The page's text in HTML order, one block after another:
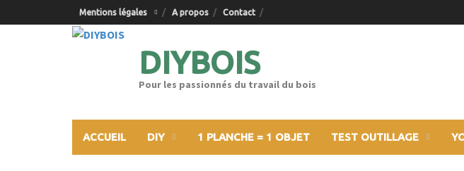
to
Mentions légales A propos Contact
DIYBOIS
Pour les passionnés du travail du bois
ACCUEIL DIY 1 PLANCHE = 1 OBJET TEST OUTILLAGE